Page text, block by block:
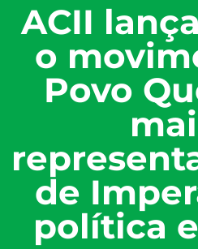
ACII
o
Povo
de
política